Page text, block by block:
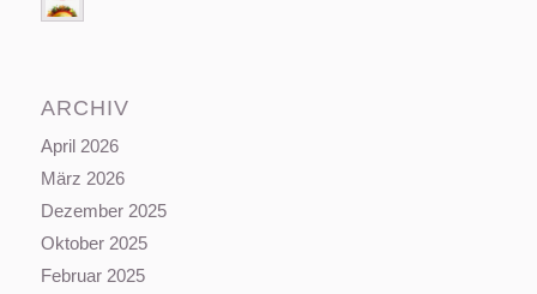
ARCHIV
April 2026
März 2026
Dezember 2025
Oktober 2025
Februar 2025